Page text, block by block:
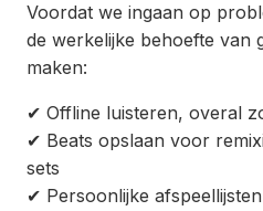
Voordat we ingaan op
de werkelijke behoefte van
maken:
✔ Offline luisteren, overal
✔ Beats opslaan voor
sets
✔ Persoonlijke